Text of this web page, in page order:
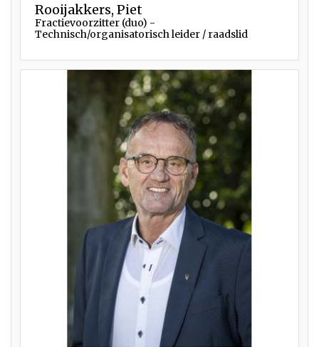
Rooijakkers, Piet
Fractievoorzitter (duo) -
Technisch/organisatorisch leider / raadslid